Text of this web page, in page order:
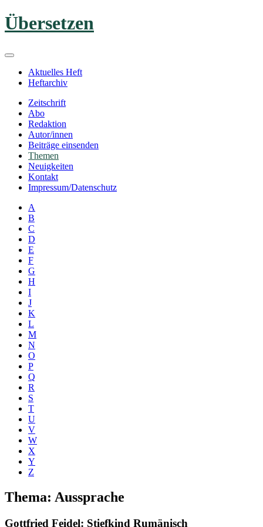
Zum
Inhalt
Übersetzen
Aktuelles Heft
Heftarchiv
Zeitschrift
Abo
Redaktion
Autor/innen
Beiträge einsenden
Themen
Neuigkeiten
Kontakt
Impressum/Datenschutz
A
B
C
D
E
F
G
H
I
J
K
L
M
N
O
P
Q
R
S
T
U
V
W
X
Y
Z
Thema: Aussprache
Gottfried Feidel: Stiefkind Rumänisch